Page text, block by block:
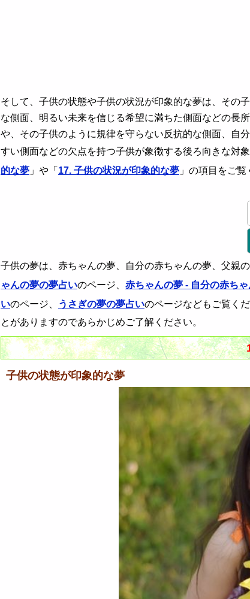
そして、子供の状態や子供の状況が印象的な夢は、その
な側面、明るい未来を信じる希望に満ちた側面などの長
や、その子供のように規律を守らない反抗的な側面、自
すい側面などの欠点を持つ子供が象徴する後ろ向きな対
的な夢 」や「 17. 子供の状況が印象的な夢 」の項目をご覧
子供の夢は、赤ちゃんの夢、自分の赤ちゃんの夢、父親
ゃんの夢の夢占いのページ、 赤ちゃんの夢 - 自分の赤ち
いのページ、 うさぎの夢の夢占いのページなどもご覧く
とがありますのであらかじめご了解ください。
子供の状態が印象的な夢